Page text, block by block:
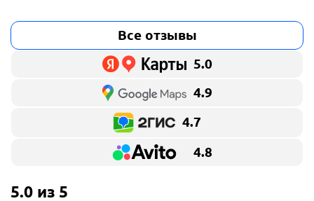
Все отзывы
5.0
4.9
4.7
4.8
5.0 из 5